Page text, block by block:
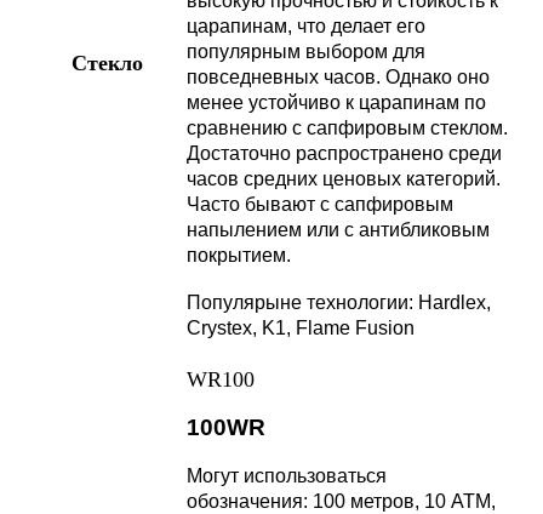
Стекло
царапинам, что делает его
популярным выбором для
повседневных часов. Однако оно
менее устойчиво к царапинам по
сравнению с сапфировым стеклом.
Достаточно распространено среди
часов средних ценовых категорий.
Часто бывают с сапфировым
напылением или с антибликовым
покрытием.
Популярыне технологии: Hardlex,
Crystex, K1, Flame Fusion
WR100
100WR
Могут использоваться
обозначения: 100 метров, 10 АТМ,